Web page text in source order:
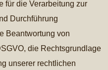
für die Verarbeitung zur
Durchführung
Beantwortung von
die Rechtsgrundlage
unserer rechtlichen